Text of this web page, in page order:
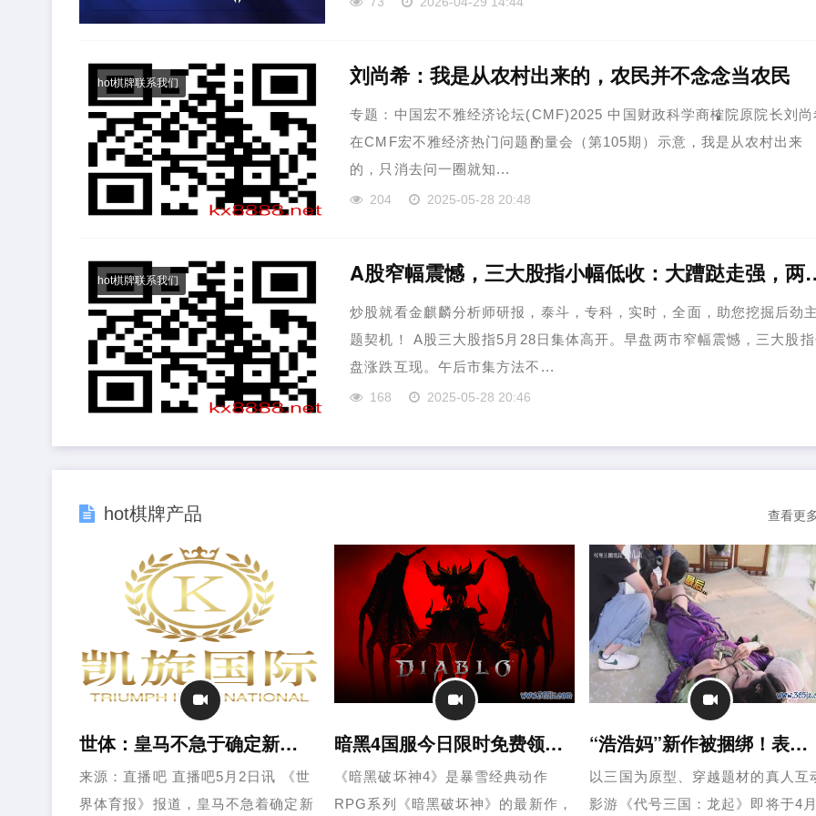
hot棋牌联系我们 刘尚希：我是从农村出来的，农民并不念念当农民
专题：中国宏不雅经济论坛(CMF)2025 中国财政科学商榷院原院长刘尚
在CMF宏不雅经济热门问题酌量会（第105期）示意，我是从农村出来
的，只消去问一圈就知...
204 2025-05-28 20:48
hot棋牌联系我们 A股窄幅震憾，三大
炒股就看金麒麟分析师研报，泰斗，专科，实时，全面，助您挖掘后劲主
题契机！ A股三大股指5月28日集体高开。早盘两市窄幅震憾，三大股
盘涨跌互现。午后市集方法不...
168 2025-05-28 20:46
hot棋牌产品 查看更
世体：皇马不急于确定新帅，弗洛伦蒂诺没有和任何潜在候选人接触
来源：直播吧 直播吧5月2日讯 《世
界体育报》报道，皇马不急着确定新
暗黑4国服今日限时免费领！永久入库 还有国服限定皮
《暗黑破坏神4》是暴雪经典动作
RPG系列《暗黑破坏神》的最新作，
“浩浩妈”新作被捆绑！表情娇羞 身材太难顶
以三国为原型、穿越题材的真人互
影游《代号三国：龙起》即将于4月